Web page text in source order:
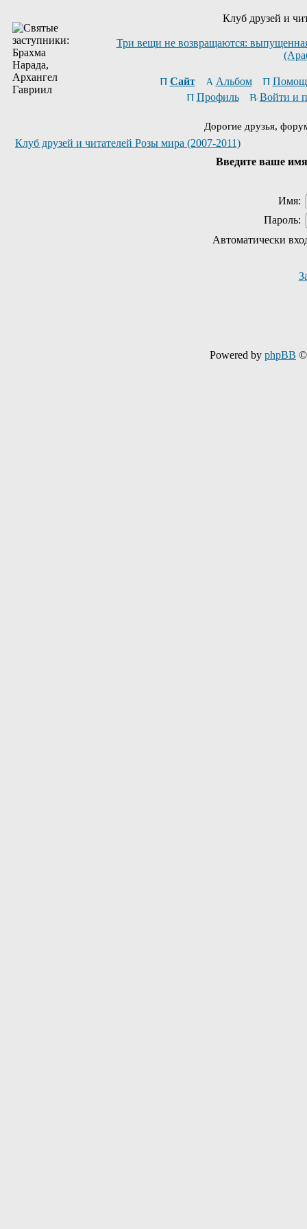
Клуб друзей и
Три вещи не возвращаются:
Сайт Альбом
Профиль
Войти и
Дорогие друзья,
Клуб друзей и читателей Розы мира (2007-2011)
Введите ваше
Имя:
Пароль:
Автоматически
Powered by phpBB ©